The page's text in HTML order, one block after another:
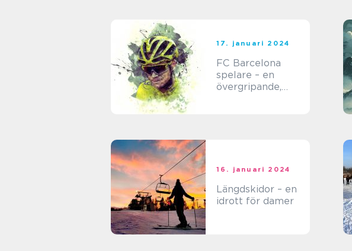
17. januari 2024
FC Barcelona
spelare – en
övergripande,
16. januari 2024
Längdskidor – en
idrott för damer